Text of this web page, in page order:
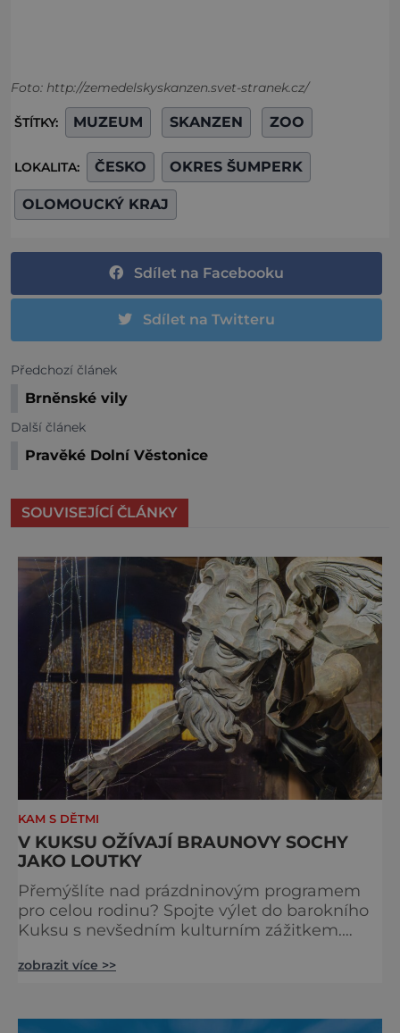
Foto: http://zemedelskyskanzen.svet-stranek.cz/
ŠTÍTKY: MUZEUM SKANZEN ZOO
LOKALITA: ČESKO OKRES ŠUMPERK
OLOMOUCKÝ KRAJ
Sdílet na Facebooku
Sdílet na Twitteru
Předchozí článek
Brněnské vily
Další článek
Pravěké Dolní Věstonice
SOUVISEJÍCÍ ČLÁNKY
KAM S DĚTMI
V KUKSU OŽÍVAJÍ BRAUNOVY SOCHY
JAKO LOUTKY
Přemýšlíte nad prázdninovým programem
pro celou rodinu? Spojte výlet do barokního
Kuksu s nevšedním kulturním zážitkem.
Comoedien-Hausu zve na stálou expozici
Matyáše Bernarda Brauna nejen z Kuksu.
zobrazit více >>